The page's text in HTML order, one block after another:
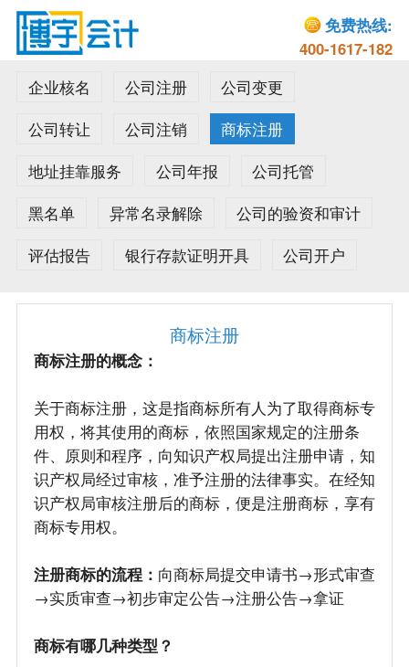
免费热线:
400-1617-182
企业核名
公司注册
公司变更
公司转让
公司注销
商标注册
地址挂靠服务
公司年报
公司托管
黑名单
异常名录解除
公司的验资和审计
评估报告
银行存款证明开具 公司开户
商标注册
商标注册的概念：
关于商标注册，这是指商标所有人为了取得商标专
用权，将其使用的商标，依照国家规定的注册条
件、原则和程序，向知识产权局提出注册申请，知
识产权局经过审核，准予注册的法律事实。在经知
识产权局审核注册后的商标，便是注册商标，享有
商标专用权。
注册商标的流程： 向商标局提交申请书→形式审查
→实质审查→初步审定公告→注册公告→拿证
商标有哪几种类型？